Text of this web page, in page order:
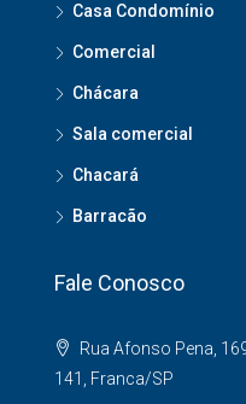
Casa Condomínio
Comercial
Chácara
Sala comercial
Chacará
Barracão
Fale Conosco
Rua Afonso Pena,
141, Franca/SP